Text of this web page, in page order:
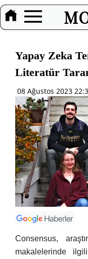
Yapay Zeka
Literatür
08 Ağustos 2023
Consensus,
makalelerinde